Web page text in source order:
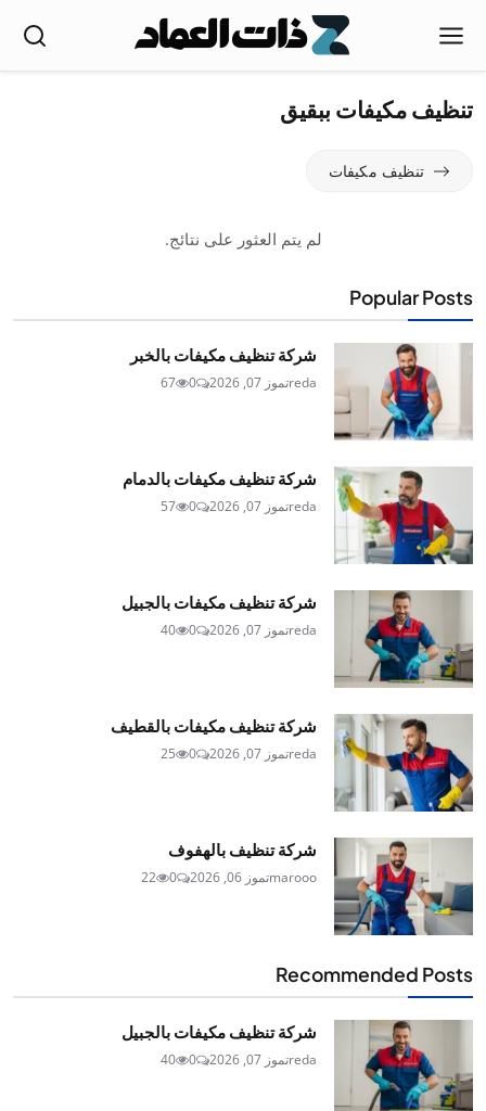
تنظيف مكيفات ببقيق
تنظيف مكيفات
لم يتم العثور على نتائج.
Popular Posts
شركة تنظيف مكيفات بالخبر
redaتموز 07, 2026 0
67
شركة تنظيف مكيفات بالدمام
redaتموز 07, 2026 0
57
شركة تنظيف مكيفات بالجبيل
redaتموز 07, 2026 0
40
شركة تنظيف مكيفات بالقطيف
redaتموز 07, 2026 0
25
شركة تنظيف بالهفوف
maroooتموز 06, 2026 0
22
Recommended Posts
شركة تنظيف مكيفات بالجبيل
redaتموز 07, 2026 0
40